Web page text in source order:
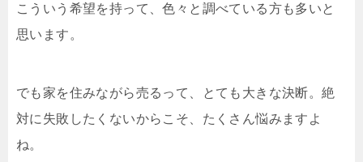
こういう希望を持って、色々と調べている方も多いと
思います。
でも家を住みながら売るって、とても大きな決断。絶
対に失敗したくないからこそ、たくさん悩みますよ
ね。